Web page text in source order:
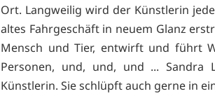
Ort. Langweilig wird der Künstlerin
altes Fahrgeschäft in neuem Glanz
Mensch und Tier, entwirft und führt
Personen, und, und, und ...
Künstlerin. Sie schlüpft auch gerne in